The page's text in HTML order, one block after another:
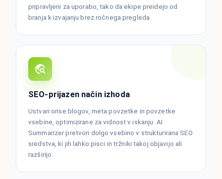
pripravljeni za uporabo, tako da ekipe preidejo od
branja k izvajanju brez ročnega pregleda.
SEO-prijazen način izhoda
Ustvari orise blogov, meta povzetke in povzetke
vsebine, optimizirane za vidnost v iskanju. AI
Summarizer pretvori dolgo vsebino v strukturirana SEO
sredstva, ki jih lahko pisci in tržniki takoj objavijo ali
razširijo.